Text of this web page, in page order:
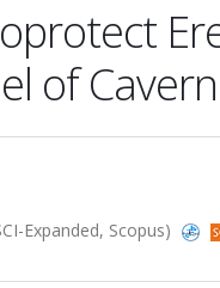
of
Expanded, Scopus)